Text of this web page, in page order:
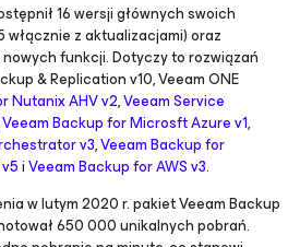
16 wersji głównych swoich
z aktualizacjami) oraz
funkcji. Dotyczy to rozwiązań
& Replication v10, Veeam ONE
Nutanix AHVv2,Veeam Service
Veeam Backupfor Microsft Azurev1,
v3,Veeam Backupfor
v5iVeeam Backupfor AWSv3.
w lutym 2020 r. pakiet Veeam Backup
650 000 unikalnych pobrań.